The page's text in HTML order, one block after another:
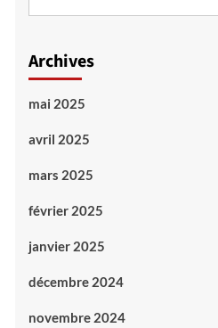
Archives
mai 2025
avril 2025
mars 2025
février 2025
janvier 2025
décembre 2024
novembre 2024